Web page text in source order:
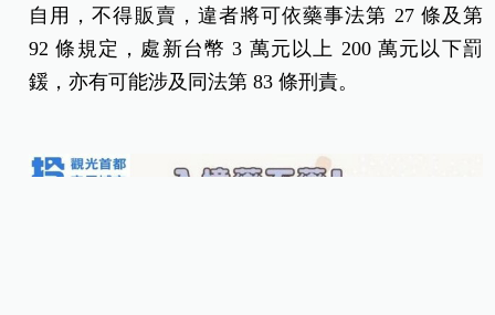
自用，不得販賣，違者將可依藥事法第 27 條及第
92 條規定，處新台幣 3 萬元以上 200 萬元以下罰
鍰，亦有可能涉及同法第 83 條刑責。